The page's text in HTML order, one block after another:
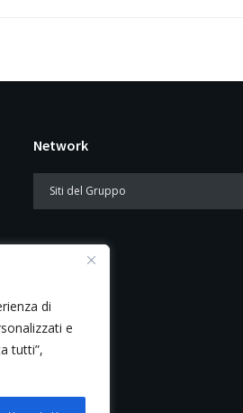
di
e
tutti”,
Network